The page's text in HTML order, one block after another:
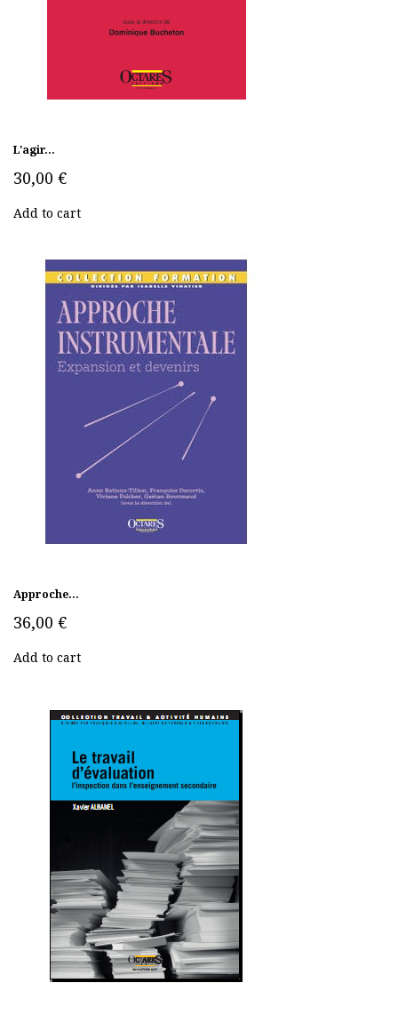
L'agir...
30,00 €
Add to cart
Approche...
36,00 €
Add to cart